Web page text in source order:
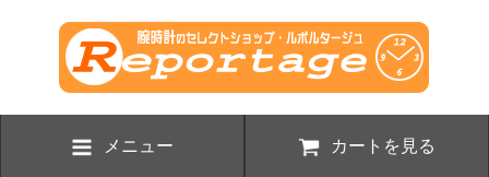
メニュー カートを見る